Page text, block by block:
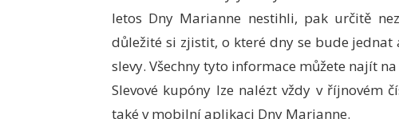
letos Dny Marianne nestihli, pak určitě
důležité si zjistit, o které dny se bude
slevy. Všechny tyto informace můžete najít
Slevové kupóny lze nalézt vždy v říjnovém
také v mobilní aplikaci Dny Marianne.